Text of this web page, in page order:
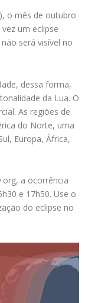
o mês de outubro
um eclipse
será visível no
dessa forma,
da Lua. O
As regiões de
do Norte, uma
Europa, África,
a ocorrência
e 17h50. Use o
do eclipse no